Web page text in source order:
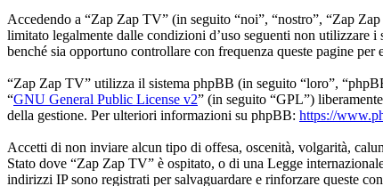
Accedendo a “Zap Zap TV” (in seguito “noi”, “nostro”, “Zap
limitato legalmente dalle condizioni d’uso seguenti non utilizzare
benché sia opportuno controllare con frequenza queste pagine
“Zap Zap TV” utilizza il sistema phpBB (in seguito “loro”,
“GNU General Public License v2” (in seguito “GPL”)
della gestione. Per ulteriori informazioni su phpBB: https://
Accetti di non inviare alcun tipo di offesa, oscenità, volgarità,
Stato dove “Zap Zap TV” è ospitato, o di una Legge
indirizzi IP sono registrati per salvaguardare e rinforzare queste